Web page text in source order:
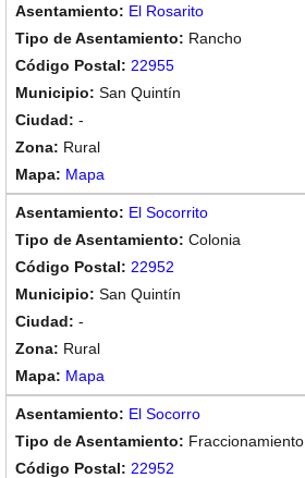
El Rosarito
Rancho
22955
San Quintín
-
Rural
Mapa
El Socorrito
Colonia
22952
San Quintín
-
Rural
Mapa
El Socorro
Fraccionamiento
22952